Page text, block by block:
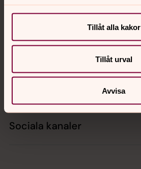
Tillåt alla kakor
Tillåt urval
Avvisa
Kontakt
Kalender
Sociala kanaler